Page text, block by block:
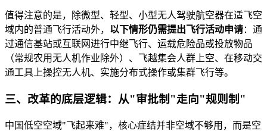
值得注意的是，除微型、轻型、小型无人驾驶航空器在适飞空
域内的普通飞行活动外， 以下情形仍需提出飞行活动申请：通
过通信基站或互联网进行中继飞行、运载危险品或投放物品
（常规农用无人机作业除外）、飞越集会人群上空、在移动交
通工具上操控无人机、实施分布式操作或集群飞行等。
三、改革的底层逻辑：从"审批制"走向"规则制"
中国低空空域"飞起来难"，核心症结并非空域不够用，而是空